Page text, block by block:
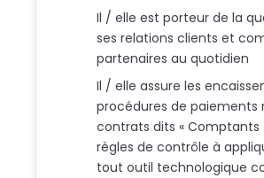
Il / elle est porteur de la
ses relations clients et
partenaires au quotidien
Il / elle assure les
procédures de paiements
contrats dits « Comptants
règles de contrôle à
tout outil technologique